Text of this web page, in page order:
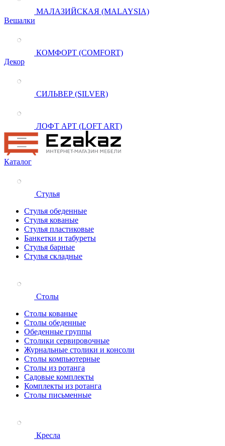
МАЛАЗИЙСКАЯ (MALAYSIA)
Вешалки
КОМФОРТ (COMFORT)
Декор
СИЛЬВЕР (SILVER)
ЛОФТ АРТ (LOFT ART)
Каталог
Стулья
Стулья обеденные
Стулья кованые
Стулья пластиковые
Банкетки и табуреты
Стулья барные
Стулья складные
Столы
Столы кованые
Столы обеденные
Обеденные группы
Столики сервировочные
Журнальные столики и консоли
Столы компьютерные
Столы из ротанга
Садовые комплекты
Комплекты из ротанга
Столы письменные
Кресла